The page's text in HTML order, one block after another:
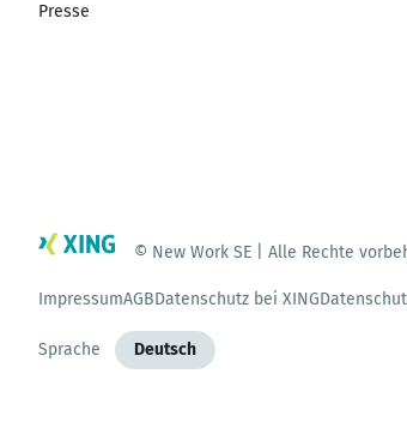
Presse
© New Work SE | Alle Rechte
ImpressumAGBDatenschutz bei XING
Sprache Deutsch